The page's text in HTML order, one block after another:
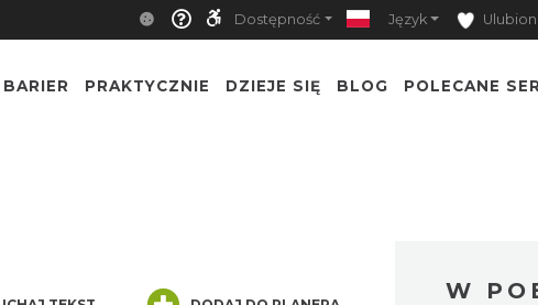
Dostępność Język
PRAKTYCZNIE DZIEJE SIĘ BLOG POLECANE
W